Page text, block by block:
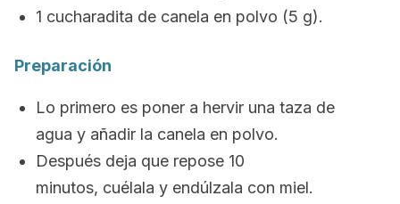
1 cucharadita de canela en polvo (5 g).
Preparación
Lo primero es poner a hervir una taza de
agua y añadir la canela en polvo.
Después deja que repose 10
minutos, cuélala y endúlzala con miel.